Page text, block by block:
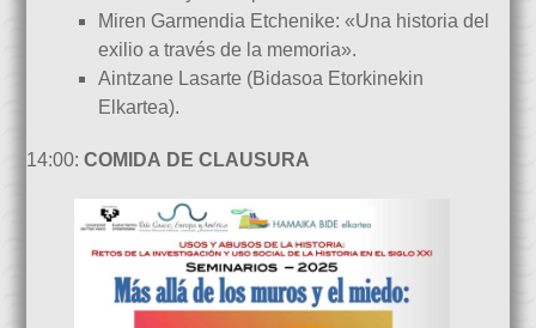
Miren Garmendia Etchenike: «Una historia del
exilio a través de la memoria».
Aintzane Lasarte (Bidasoa Etorkinekin
Elkartea).
14:00:COMIDA DE CLAUSURA